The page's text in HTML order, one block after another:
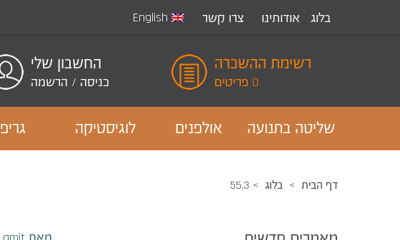
בלוג אודותינו צרו קשר English
החשבון שלי
כניסה / הרשמה
רשימת ההשכרה
0 פריטים
גריפ לוגיסטיקה אולפנים שליטה בתנועה
דף הבית בלוג 55.3